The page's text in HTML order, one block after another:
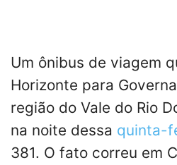
Um ônibus de viagem
Horizonte para
região do Vale do Rio
na noite dessa quinta-
381. O fato correu em